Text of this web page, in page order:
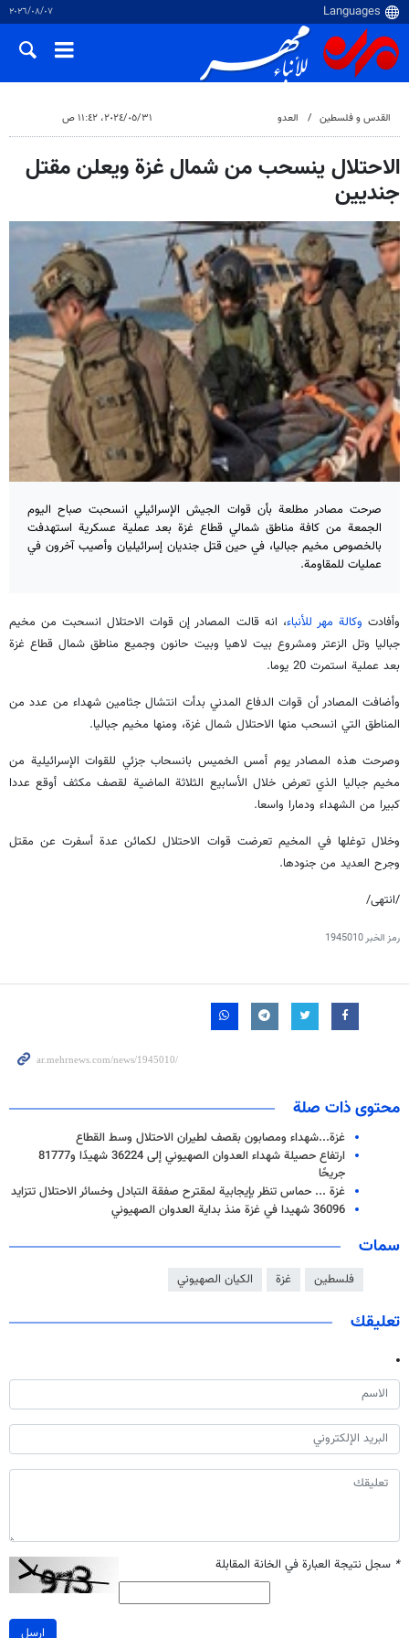
٠٧‏/٠٨‏/٢٠٢٦
القدس و فلسطین العدو ٣١‏/٠٥‏/٢٠٢٤، ١١:٤٢ ص
الاحتلال ينسحب من شمال غزة ويعلن مقتل
جنديين
صرحت مصادر مطلعة بأن قوات الجيش الإسرائيلي انسحبت صباح اليوم
الجمعة من كافة مناطق شمالي قطاع غزة بعد عملية عسكرية استهدفت
بالخصوص مخيم جباليا، في حين قتل جنديان إسرائيليان وأصيب آخرون في
عمليات للمقاومة.
وأفادت وكالة مهر للأنباء، انه قالت المصادر إن قوات الاحتلال انسحبت من مخيم
جباليا وتل الزعتر ومشروع بيت لاهيا وبيت حانون وجميع مناطق شمال قطاع غزة
بعد عملية استمرت 20 يوما.
وأضافت المصادر أن قوات الدفاع المدني بدأت انتشال جثامين شهداء من عدد من
المناطق التي انسحب منها الاحتلال شمال غزة، ومنها مخيم جباليا.
وصرحت هذه المصادر يوم أمس الخميس بانسحاب جزئي للقوات الإسرائيلية من
مخيم جباليا الذي تعرض خلال الأسابيع الثلاثة الماضية لقصف مكثف أوقع عددا
كبيرا من الشهداء ودمارا واسعا.
وخلال توغلها في المخيم تعرضت قوات الاحتلال لكمائن عدة أسفرت عن مقتل
وجرح العديد من جنودها.
/انتهى/
رمز الخبر1945010
محتوى ذات صلة
غزة...شهداء ومصابون بقصف لطيران الاحتلال وسط القطاع
ارتفاع حصيلة شهداء العدوان الصهيوني إلى 36224 شهيدًا و81777
جريحًا
غزة ... حماس تنظر بإيجابية لمقترح صفقة التبادل وخسائر الاحتلال تتزايد
36096 شهيدا في غزة منذ بداية العدوان الصهيوني
سمات
فلسطين غزة الكيان الصهيوني
تعليقك
* سجل نتيجة العبارة في الخانة المقابلة
ارسل